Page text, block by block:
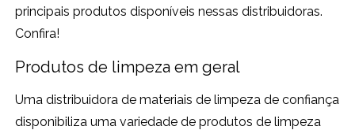
principais produtos disponíveis nessas distribuidoras.
Confira!
Produtos de limpeza em geral
Uma distribuidora de materiais de limpeza de confiança
disponibiliza uma variedade de produtos de limpeza